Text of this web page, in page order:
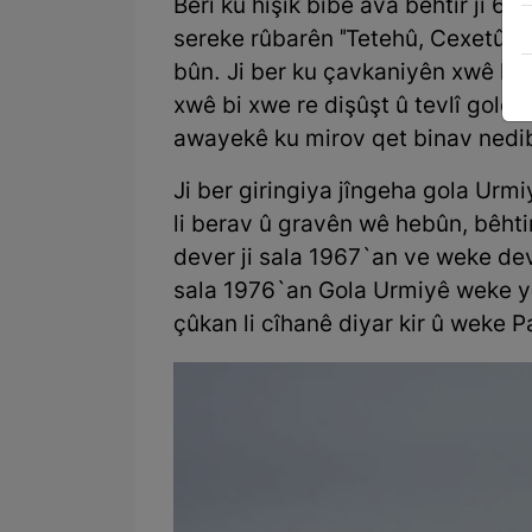
Berî ku hişik bibe ava bêhtir ji 60
sereke rûbarên "Tetehû, Cexetû.
bûn. Ji ber ku çavkaniyên xwê li
xwê bi xwe re dişûşt û tevlî golê
awayekê ku mirov qet binav
Ji ber giringiya jîngeha gola
li berav û gravên wê hebûn,
dever ji sala 1967`an ve weke
sala 1976`an Gola Urmiyê weke
çûkan li cîhanê diyar kir û weke